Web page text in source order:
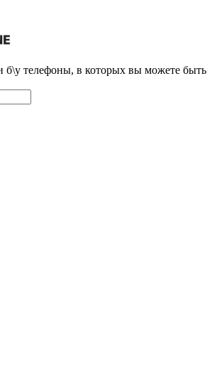
телефоны, в которых вы можете быть